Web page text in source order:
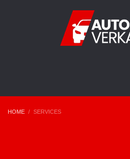
HOME SERVICES